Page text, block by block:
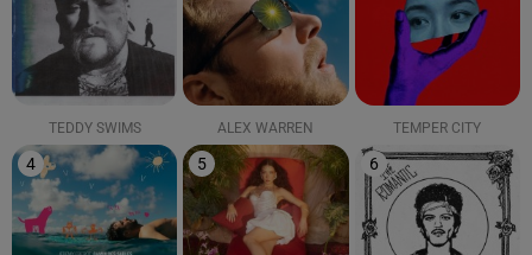
TEDDY SWIMS ALEX WARREN TEMPER CITY
4 5 6